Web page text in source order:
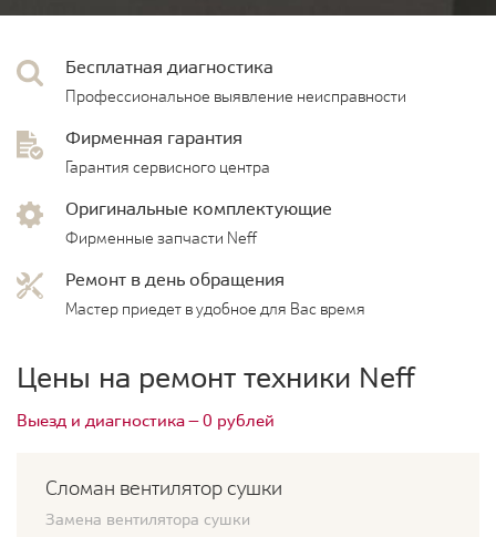
Бесплатная диагностика
Профессиональное выявление неисправности
Фирменная гарантия
Гарантия сервисного центра
Оригинальные комплектующие
Фирменные запчасти Neff
Ремонт в день обращения
Мастер приедет в удобное для Вас время
Цены на ремонт техники Neff
Выезд и диагностика — 0 рублей
Сломан вентилятор сушки
Замена вентилятора сушки